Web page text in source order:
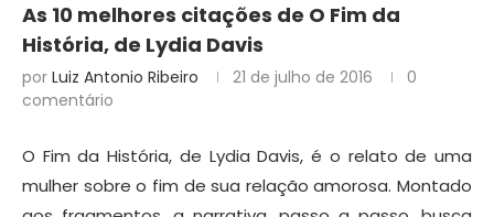
As 10 melhores citações de O Fim da
História, de Lydia Davis
por Luiz Antonio Ribeiro 21 de julho de 2016
0
comentário
O Fim da História, de Lydia Davis, é o relato de uma
mulher sobre o fim de sua relação amorosa. Montado